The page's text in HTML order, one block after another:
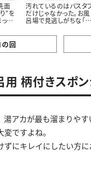
面
”を
た
汚れているのはバスタ
だけじゃなかった。お風
呂場で見逃しがちな「意
所」とは
回
用 柄付きスポン
湯アカが最も溜まりや
ですよね。
ずにキレイにしたい方